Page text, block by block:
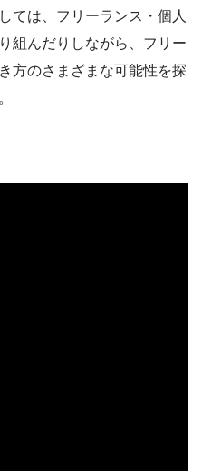
ては、フリーランス・個人
組んだりしながら、フリー
方のさまざまな可能性を探